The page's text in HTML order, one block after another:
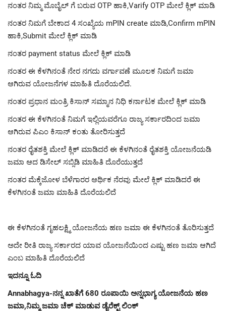
ನಂತರ ನಿಮ್ಮ ಮೊಬೈಲ್ ಗೆ ಬರುವ OTP ಹಾಕಿ,Varify OTP ಮೇಲೆ ಕ್ಲಿಕ್ ಮಾಡಿ
ನಂತರ ನಿಮಗೆ ಬೇಕಾದ 4 ಸಂಖ್ಯೆಯ mPIN create ಮಾಡಿ,Confirm mPIN
ಹಾಕಿ,Submit ಮೇಲೆ ಕ್ಲಿಕ್ ಮಾಡಿ
ನಂತರ payment status ಮೇಲೆ ಕ್ಲಿಕ್ ಮಾಡಿ
ನಂತರ ಈ ಕೆಳಗಿನಂತೆ ನೇರ ನಗದು ವರ್ಗಾವಣೆ ಮೂಲಕ ನಿಮಗೆ ಜಮಾ
ಆಗಿರುವ ಯೋಜನೆಗಳ ಮಾಹಿತಿ ದೊರೆಯಲಿದೆ.
ನಂತರ ಪ್ರಧಾನ ಮಂತ್ರಿ ಕಿಸಾನ್ ಸಮ್ಮಾನ ನಿಧಿ ಕರ್ನಾಟಕ ಮೇಲೆ ಕ್ಲಿಕ್ ಮಾಡಿ
ನಂತರ ಈ ಕೆಳಗಿನಂತೆ ನಿಮಗೆ ಇಲ್ಲಿಯವರೆಗೂ ರಾಜ್ಯ ಸರ್ಕಾರದಿಂದ ಜಮಾ
ಆಗಿರುವ ಪಿಎಂ ಕಿಸಾನ್ ಕಂತು ತೋರಿಸುತ್ತದೆ
ನಂತರ ರೈತಶಕ್ತಿ ಮೇಲೆ ಕ್ಲಿಕ್ ಮಾಡಿದರೆ ಈ ಕೆಳಗಿನಂತೆ ರೈತಶಕ್ತಿ ಯೋಜನೆಯಡಿ
ಜಮಾ ಆದ ಡಿಸೇಲ್ ಸಬ್ಸಿಡಿ ಮಾಹಿತಿ ದೊರೆಯುತ್ತದೆ
ನಂತರ ಮೆಕ್ಕೆಜೋಳ ಬೆಳೆಗಾರರ ಆರ್ಥಿಕ ನೆರವು ಮೇಲೆ ಕ್ಲಿಕ್ ಮಾಡಿದರೆ ಈ
ಕೆಳಗಿನಂತೆ ಜಮಾ ಮಾಹಿತಿ ದೊರೆಯಲಿದೆ
ಈ ಕೆಳಗಿನಂತೆ ಗೃಹಲಕ್ಷ್ಮಿ ಯೋಜನೆಯ ಹಣ ಜಮಾ ಈ ಕೆಳಗಿನಂತೆ ತೊರಿಸುತ್ತದೆ
ಅದೇ ರೀತಿ ರಾಜ್ಯ ಸರ್ಕಾರದ ಯಾವ ಯೋಜನೆಯಿಂದ ಎಷ್ಟು ಹಣ ಜಮಾ ಆಗಿದೆ
ಎಂಬ ಮಾಹಿತಿ ದೊರೆಯಲಿದೆ
ಇದನ್ನೂ ಓದಿ
Annabhagya-ನನ್ನ ಖಾತೆಗೆ 680 ರೂಪಾಯಿ ಅನ್ನಭಾಗ್ಯ ಯೋಜನೆಯ ಹಣ
ಜಮಾ,ನಿಮ್ಮ ಜಮಾ ಚೆಕ್ ಮಾಡುವ ಡೈರೆಕ್ಟ್ ಲಿಂಕ್